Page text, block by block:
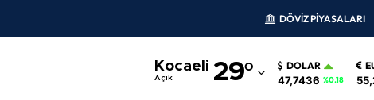
DÖVİZ PİYASALARI
Kocaeli
Açık 29°
Adıyaman
DOLAR
47,7436 %0.18